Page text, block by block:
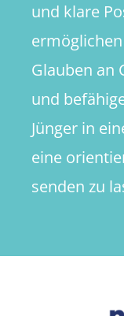
und klare
Glauben an
und
Jünger in
eine
senden zu